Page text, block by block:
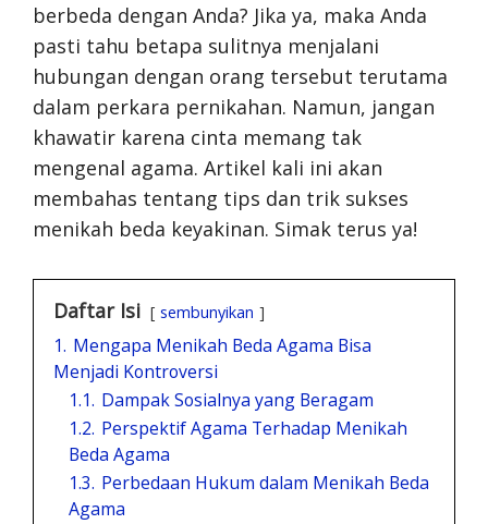
berbeda dengan Anda? Jika ya, maka Anda
pasti tahu betapa sulitnya menjalani
hubungan dengan orang tersebut terutama
dalam perkara pernikahan. Namun, jangan
khawatir karena cinta memang tak
mengenal agama. Artikel kali ini akan
membahas tentang tips dan trik sukses
menikah beda keyakinan. Simak terus ya!
Daftar Isi sembunyikan
1. Mengapa Menikah Beda Agama Bisa
Menjadi Kontroversi
1.1. Dampak Sosialnya yang Beragam
1.2. Perspektif Agama Terhadap Menikah
Beda Agama
1.3. Perbedaan Hukum dalam Menikah Beda
Agama